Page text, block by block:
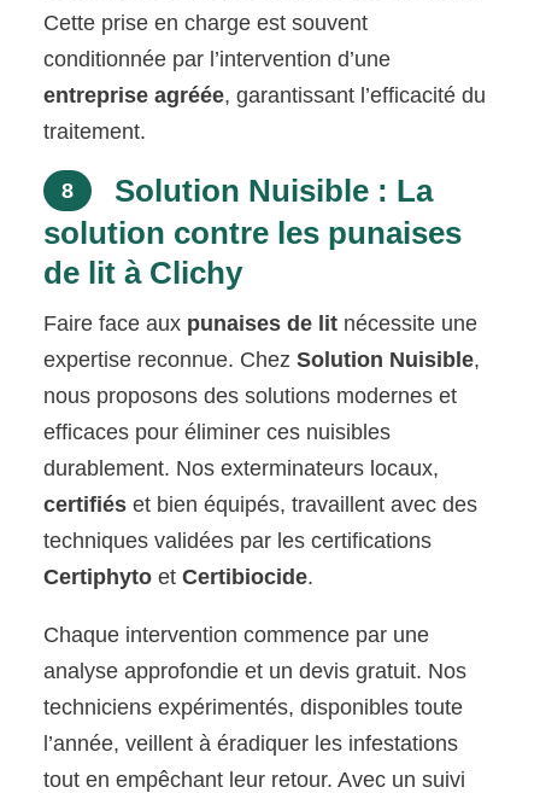
Cette prise en charge est souvent
conditionnée par l’intervention d’une
entreprise agréée, garantissant l’efficacité du
traitement.
8
Solution Nuisible : La
solution contre les punaises
de lit à Clichy
Faire face aux punaises de lit nécessite une
expertise reconnue. ChezSolution Nuisible,
nous proposons des solutions modernes et
efficaces pour éliminer ces nuisibles
durablement. Nos exterminateurs locaux,
certifiés et bien équipés, travaillent avec des
techniques validées par les certifications
Certiphyto etCertibiocide.
Chaque intervention commence par une
analyse approfondie et un devis gratuit. Nos
techniciens expérimentés, disponibles toute
l’année, veillent à éradiquer les infestations
tout en empêchant leur retour. Avec un suivi